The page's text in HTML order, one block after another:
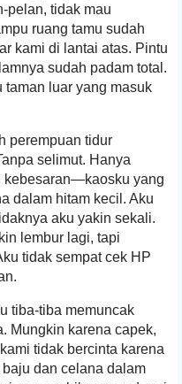
pelan, tidak mau
ruang tamu sudah
kami di lantai atas. Pintu
sudah padam total.
taman luar yang masuk
perempuan tidur
selimut. Hanya
kebesaran—kaosku yang
dalam hitam kecil. Aku
aku yakin sekali.
lembur lagi, tapi
tidak sempat cek HP
tiba-tiba memuncak
Mungkin karena capek,
tidak bercinta karena
dan celana dalam